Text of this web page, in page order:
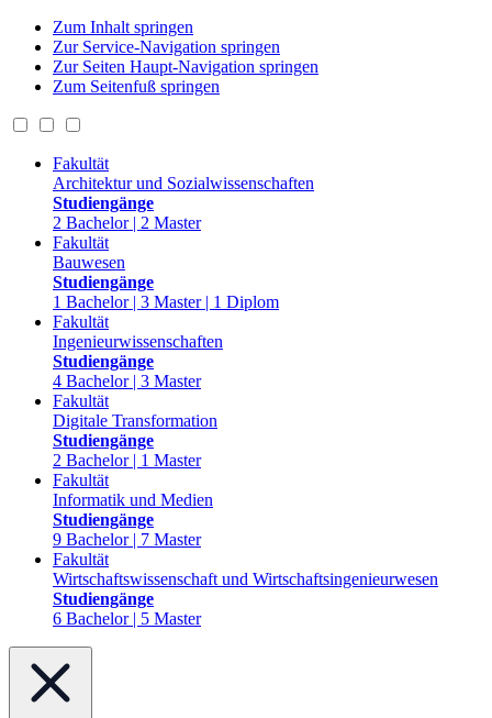
Zum Inhalt springen
Zur Service-Navigation springen
Zur Seiten Haupt-Navigation springen
Zum Seitenfuß springen
Fakultät
Architektur und Sozialwissenschaften
Studiengänge
2 Bachelor | 2 Master
Fakultät
Bauwesen
Studiengänge
1 Bachelor | 3 Master | 1 Diplom
Fakultät
Ingenieurwissenschaften
Studiengänge
4 Bachelor | 3 Master
Fakultät
Digitale Transformation
Studiengänge
2 Bachelor | 1 Master
Fakultät
Informatik und Medien
Studiengänge
9 Bachelor | 7 Master
Fakultät
Wirtschaftswissenschaft und Wirtschaftsingenieurwesen
Studiengänge
6 Bachelor | 5 Master